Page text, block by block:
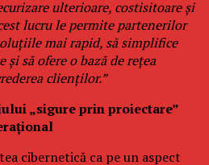
ulterioare, costisitoare și
lucru le permite partenerilor
mai rapid, să simplifice
să ofere o bază de rețea
clienților.”
„sigure prin proiectare”
cibernetică ca pe un aspect